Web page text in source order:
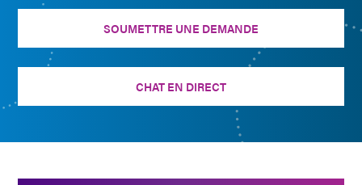
SOUMETTRE UNE DEMANDE
CHAT EN DIRECT